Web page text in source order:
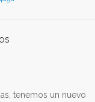
tenemos un nuevo